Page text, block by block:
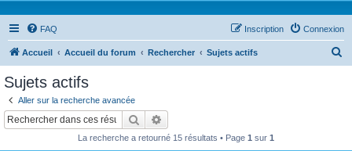
FAQ Connexion
Inscription
Accueil Accueil du forum Rechercher Sujets actifs
Sujets actifs
Aller sur la recherche avancée
Rechercher
La recherche a retourné 15 résultats • Page 1 sur 1